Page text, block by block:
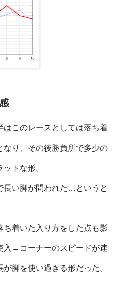
はこのレースとしては落ち着
なり、その後勝負所で多少の
トな形。
長い脚が問われた…というと
ち着いた入り方をした点も影
入→コーナーのスピードが速
脚を使い過ぎる形だった。